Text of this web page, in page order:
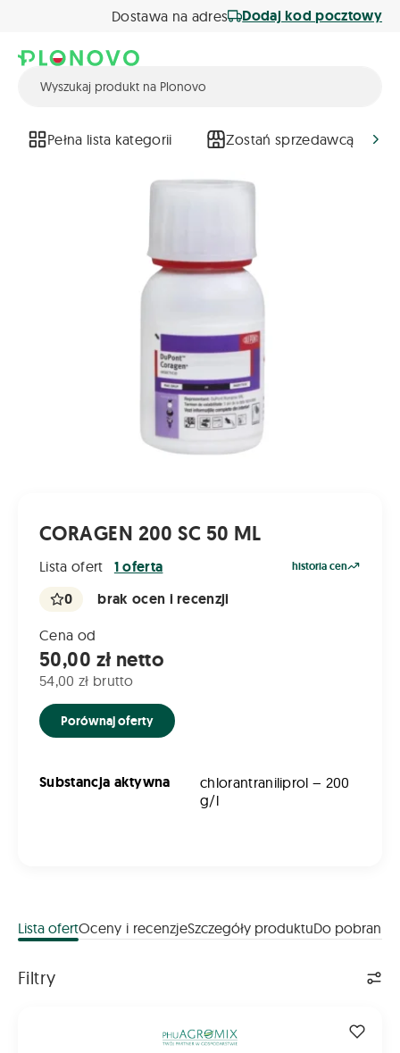
Dostawa na adres Dodaj kod pocztowy
Pełna lista kategorii Zostań sprzedawcą
CORAGEN 200 SC 50 ML
Lista ofert 1 oferta historia cen
0 brak ocen i recenzji
Cena od
50,00 zł netto
54,00 zł brutto
Porównaj oferty
Substancja aktywna
chlorantraniliprol – 200
g/l
Lista ofertOceny i recenzjeSzczegóły produktuDo pobrania
Filtry